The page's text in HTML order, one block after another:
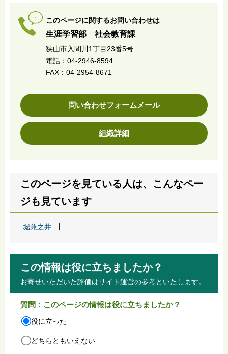
このページに関するお問い合わせは
生涯学習部 社会教育課
狭山市入間川1丁目23番5号
電話：04-2946-8594
FAX：04-2954-8671
問い合わせフォームメール
組織詳細
このページを見ている人は、こんなペー
ジも見ています
堀兼之井
この情報は役に立ちましたか？
お寄せいただいた評価はサイト運営の参考といたします。
質問：このページの情報は役に立ちましたか？
役に立った
どちらともいえない